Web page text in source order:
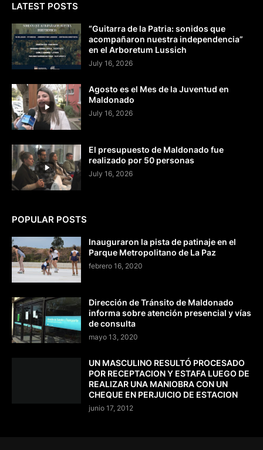
LATEST POSTS
“Guitarra de la Patria: sonidos que
acompañaron nuestra independencia”
en el Arboretum Lussich
July 16, 2026
Agosto es el Mes de la Juventud en
Maldonado
July 16, 2026
El presupuesto de Maldonado fue
realizado por 50 personas
July 16, 2026
POPULAR POSTS
Inauguraron la pista de patinaje en el
Parque Metropolitano de La Paz
febrero 16, 2020
Dirección de Tránsito de Maldonado
informa sobre atención presencial y vías
de consulta
mayo 13, 2020
UN MASCULINO RESULTÓ PROCESADO
POR RECEPTACION Y ESTAFA LUEGO DE
REALIZAR UNA MANIOBRA CON UN
CHEQUE EN PERJUICIO DE ESTACION
junio 17, 2012